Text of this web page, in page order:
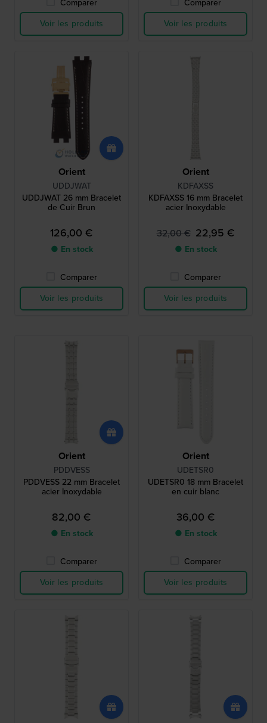
Comparer
Voir les produits
Comparer
Voir les produits
Orient
UDDJWAT
UDDJWAT 26 mm Bracelet
de Cuir Brun
126,00 €
● En stock
Comparer
Voir les produits
Orient
KDFAXSS
KDFAXSS 16 mm Bracelet
acier Inoxydable
32,00 € 22,95 €
● En stock
Comparer
Voir les produits
Orient
PDDVESS
PDDVESS 22 mm Bracelet
acier Inoxydable
82,00 €
● En stock
Comparer
Voir les produits
Orient
UDETSR0
UDETSR0 18 mm Bracelet
en cuir blanc
36,00 €
● En stock
Comparer
Voir les produits